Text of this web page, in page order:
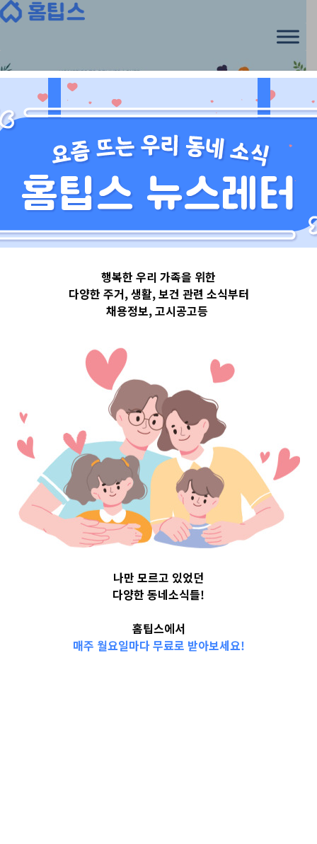
Skip
서울특별시
서울특별시강남
구 Top 3 및 주간
소식 –
20230823
2023-08-23
readybaby-admin
행복한 우리 가족을 위한
다양한 주거, 생활, 보건 관련 소식부터
채용정보, 고시공고등
나만 모르고 있었던
다양한 동네소식들!
홈팁스에서
매주 월요일마다 무료로 받아보세요!